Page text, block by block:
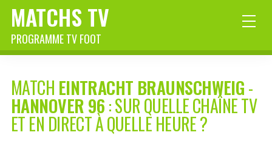
MATCHS TV
PROGRAMME TV FOOT
MATCH EINTRACHT BRAUNSCHWEIG-
HANNOVER 96: SUR QUELLE CHAÎNE TV
ET EN DIRECT À QUELLE HEURE ?